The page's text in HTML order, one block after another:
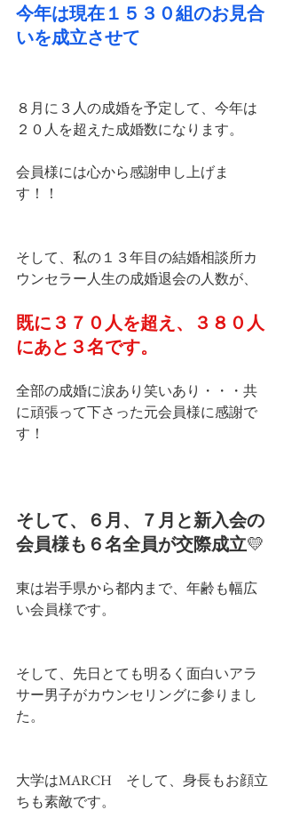
今年は現在１５３０組のお見合
いを成立させて
８月に３人の成婚を予定して、今年は
２０人を超えた成婚数になります。
会員様には心から感謝申し上げま
す！！
そして、私の１３年目の結婚相談所カ
ウンセラー人生の成婚退会の人数が、
既に３７０人を超え、３８０人
にあと３名です。
全部の成婚に涙あり笑いあり・・・共
に頑張って下さった元会員様に感謝で
す！
そして、６月、７月と新入会の
会員様も６名全員が交際成立💛
東は岩手県から都内まで、年齢も幅広
い会員様です。
そして、先日とても明るく面白いアラ
サー男子がカウンセリングに参りまし
た。
大学はMARCH　そして、身長もお顔立
ちも素敵です。